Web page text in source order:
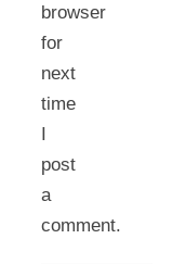
browser
for
next
time
I
post
a
comment.